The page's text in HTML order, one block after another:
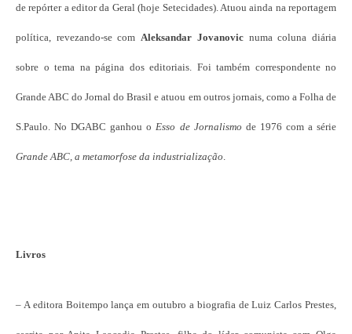
de repórter a editor da Geral (hoje Setecidades). Atuou ainda na reportagem
política, revezando-se com Aleksandar Jovanovicnuma coluna diária
sobre o tema na página dos editoriais. Foi também correspondente no
Grande ABC do Jornal do Brasil e atuou em outros jornais, como a Folha de
S.Paulo. No DGABC ganhou o Esso de Jornalismo de 1976 com a série
Grande ABC, a metamorfose da industrialização
Livros
– A editora Boitempo lança em outubro a biografia de Luiz Carlos Prestes,